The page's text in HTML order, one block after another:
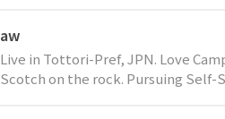
aw
Live in Tottori-Pref, JPN. Love
Scotch on the rock. Pursuing Self-